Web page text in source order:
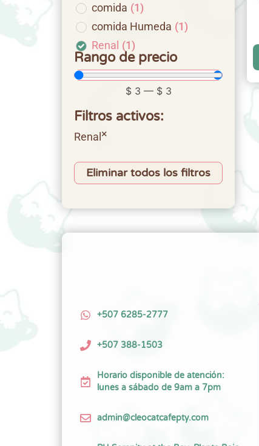
comida (1)
comida Humeda (1)
Renal (1)
Rango de precio
$ 3 — $ 3
Filtros activos:
Renal ×
Eliminar todos los filtros
+507 6285-2777
+507 388-1503
Horario disponible de atención:
lunes a sábado de 9am a 7pm
admin@cleocatcafepty.com